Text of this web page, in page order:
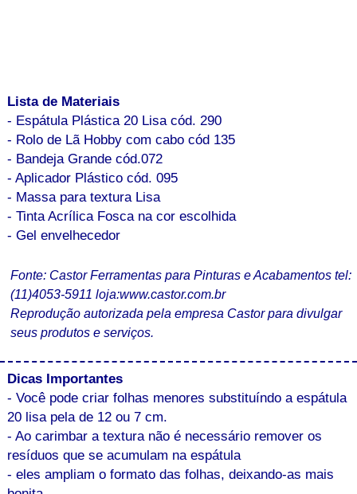
Lista de Materiais
- Espátula Plástica 20 Lisa cód. 290
- Rolo de Lã Hobby com cabo cód 135
- Bandeja Grande cód.072
- Aplicador Plástico cód. 095
- Massa para textura Lisa
- Tinta Acrílica Fosca na cor escolhida
- Gel envelhecedor
Fonte: Castor Ferramentas para Pinturas e Acabamentos tel:
(11)4053-5911 loja:www.castor.com.br
Reprodução autorizada pela empresa Castor para divulgar
seus produtos e serviços.
Dicas Importantes
- Você pode criar folhas menores substituíndo a espátula
20 lisa pela de 12 ou 7 cm.
- Ao carimbar a textura não é necessário remover os
resíduos que se acumulam na espátula
- eles ampliam o formato das folhas, deixando-as mais